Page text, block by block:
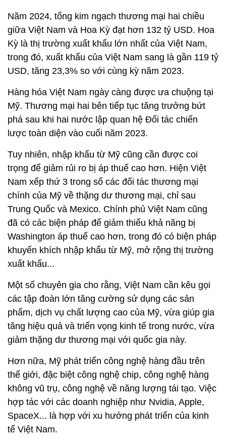
Năm 2024, tổng kim ngạch thương mại hai chiều
giữa Việt Nam và Hoa Kỳ đạt hơn 132 tỷ USD. Hoa
Kỳ là thị trường xuất khẩu lớn nhất của Việt Nam,
trong đó, xuất khẩu của Việt Nam sang là gần 119 tỷ
USD, tăng 23,3% so với cùng kỳ năm 2023.
Hàng hóa Việt Nam ngày càng được ưa chuộng tại
Mỹ. Thương mại hai bên tiếp tục tăng trưởng bứt
phá sau khi hai nước lập quan hệ Đối tác chiến
lược toàn diện vào cuối năm 2023.
Tuy nhiên, nhập khẩu từ Mỹ cũng cần được coi
trọng để giảm rủi ro bị áp thuế cao hơn. Hiện Việt
Nam xếp thứ 3 trong số các đối tác thương mại
chính của Mỹ về thặng dư thương mại, chỉ sau
Trung Quốc và Mexico. Chính phủ Việt Nam cũng
đã có các biện pháp để giảm thiểu khả năng bị
Washington áp thuế cao hơn, trong đó có biện pháp
khuyến khích nhập khẩu từ Mỹ, mở rộng thị trường
xuất khẩu...
Một số chuyên gia cho rằng, Việt Nam cần kêu gọi
các tập đoàn lớn tăng cường sử dụng các sản
phẩm, dịch vụ chất lượng cao của Mỹ, vừa giúp gia
tăng hiệu quả và triển vọng kinh tế trong nước, vừa
giảm thặng dư thương mại với quốc gia này.
Hơn nữa, Mỹ phát triển công nghệ hàng đầu trên
thế giới, đặc biệt công nghệ chip, công nghệ hàng
không vũ trụ, công nghệ về năng lượng tái tạo. Việc
hợp tác với các doanh nghiệp như Nvidia, Apple,
SpaceX... là hợp với xu hướng phát triển của kinh
tế Việt Nam.